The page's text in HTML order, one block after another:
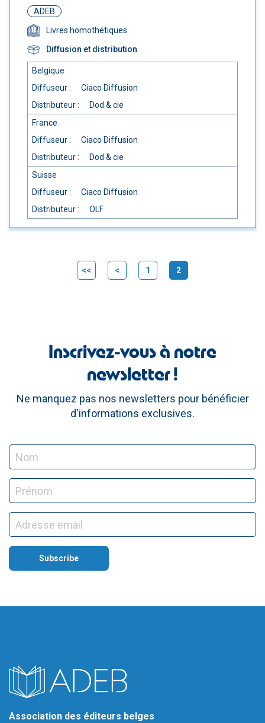
ADEB
Livres homothétiques
Diffusion et distribution
Belgique
Diffuseur :
Ciaco Diffusion
Distributeur :
Dod & cie
France
Diffuseur :
Ciaco Diffusion
Distributeur :
Dod & cie
Suisse
Diffuseur :
Ciaco Diffusion
Distributeur :
OLF
<< < 1 2(current)
Inscrivez-vous à notre
newsletter !
Ne manquez pas nos newsletters pour bénéficier
d'informations exclusives.
Association des éditeurs belges